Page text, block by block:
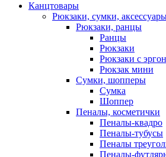
Канцтовары
Рюкзаки, сумки,
Рюкзаки, ранцы
Ранцы
Рюкзаки
Рюкзаки с
Рюкзак мини
Сумки, шопперы
Сумка
Шоппер
Пеналы, косметички
Пеналы-квадро
Пеналы-тубусы
Пеналы
Пеналы-